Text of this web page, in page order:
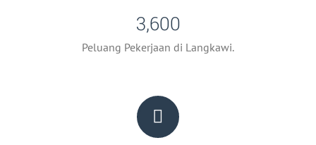
3,600
Peluang Pekerjaan di Langkawi.